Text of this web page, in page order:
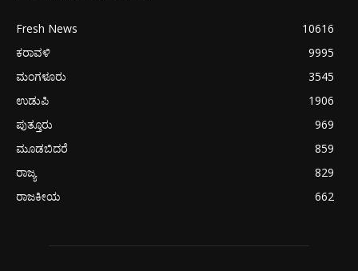
Fresh News
10616
ಕರಾವಳಿ
9995
ಮಂಗಳೂರು
3545
ಉಡುಪಿ
1906
ಪುತ್ತೂರು
969
ಮೂಡಬಿದರೆ
859
ರಾಜ್ಯ
829
ರಾಜಕೀಯ
662